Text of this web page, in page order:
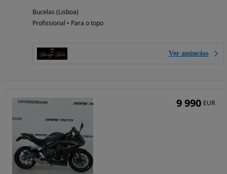
Bucelas (Lisboa)
Profissional • Para o topo
Ver anúncios
9 990 EUR